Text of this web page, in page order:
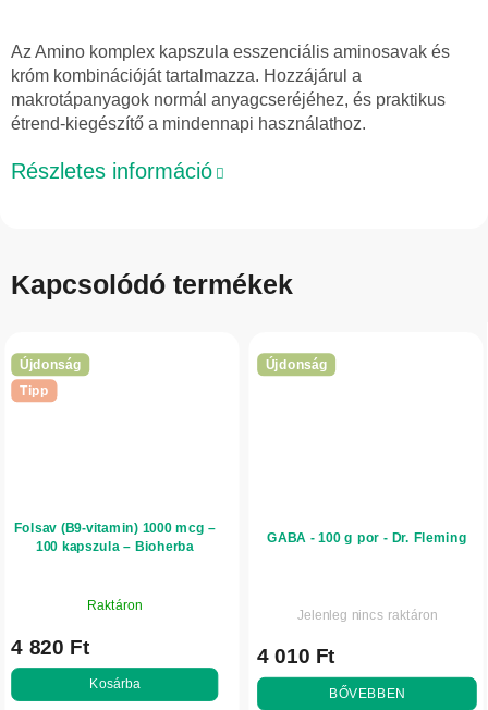
Az Amino komplex kapszula esszenciális aminosavak és
króm kombinációját tartalmazza. Hozzájárul a
makrotápanyagok normál anyagcseréjéhez, és praktikus
étrend-kiegészítő a mindennapi használathoz.
Részletes információ
Kapcsolódó termékek
Újdonság
Tipp
Folsav (B9-vitamin) 1000 mcg –
100 kapszula – Bioherba
Raktáron
4 820 Ft
Kosárba
Újdonság
GABA - 100 g por - Dr. Fleming
Jelenleg nincs raktáron
4 010 Ft
BŐVEBBEN